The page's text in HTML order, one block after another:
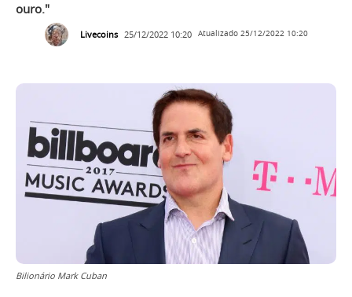
ouro."
Livecoins 25/12/2022 10:20 Atualizado 25/12/2022 10:20
Bilionário Mark Cuban